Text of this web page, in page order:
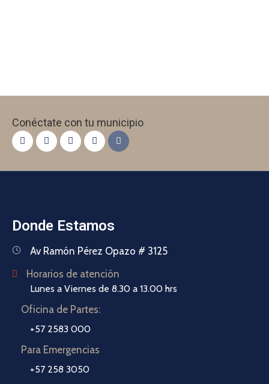
Conéctate con tu municipio
Donde Estamos
Av Ramón Pérez Opazo # 3125
Horarios de atención
Lunes a Viernes de 8.30 a 13.00 hrs
Oficina de Partes:
+57 2583 000
Para Emergencias
+57 258 3050